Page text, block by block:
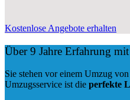
Kostenlose Angebote erhalten
Über 9 Jahre Erfahrung
Sie stehen vor einem Umzug
Umzugsservice ist die perfekte